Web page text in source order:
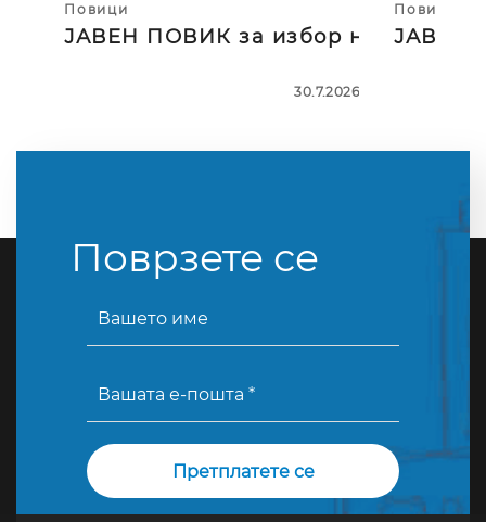
Повици
ЈАВЕН ПОВИК за избор на тројца
30.7.2026
Повици
ЈАВЕН
Поврзете се